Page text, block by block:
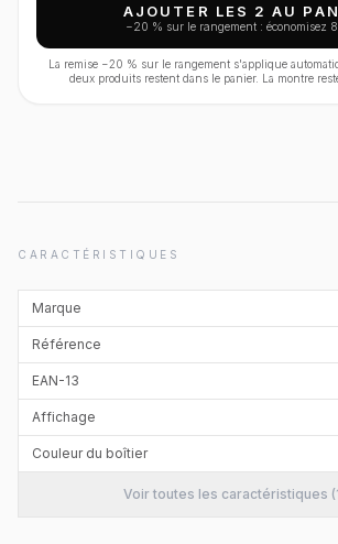
AJOUTER LES 2 AU
−20 % sur le rangement : économisez
La remise −20 % sur le rangement s'applique
deux produits restent dans le panier. La montre
CARACTÉRISTIQUES
Marque
Référence
EAN-13
Affichage
Couleur du boîtier
Voir toutes les caractéristiques